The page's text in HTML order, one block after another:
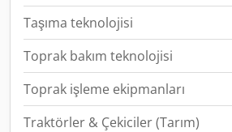
Taşıma teknolojisi
Toprak bakım teknolojisi
Toprak işleme ekipmanları
Traktörler & Çekiciler (Tarım)